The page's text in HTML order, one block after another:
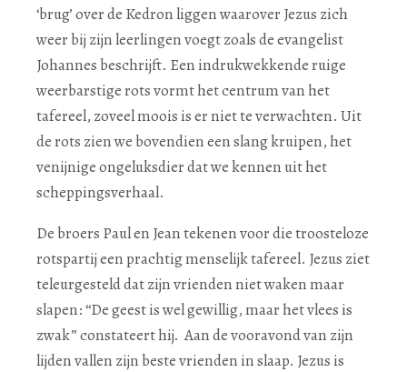
‘brug’ over de Kedron liggen waarover Jezus zich
weer bij zijn leerlingen voegt zoals de evangelist
Johannes beschrijft. Een indrukwekkende ruige
weerbarstige rots vormt het centrum van het
tafereel, zoveel moois is er niet te verwachten. Uit
de rots zien we bovendien een slang kruipen, het
venijnige ongeluksdier dat we kennen uit het
scheppingsverhaal.
De broers Paul en Jean tekenen voor die troosteloze
rotspartij een prachtig menselijk tafereel. Jezus ziet
teleurgesteld dat zijn vrienden niet waken maar
slapen: “De geest is wel gewillig, maar het vlees is
zwak” constateert hij. Aan de vooravond van zijn
lijden vallen zijn beste vrienden in slaap. Jezus is